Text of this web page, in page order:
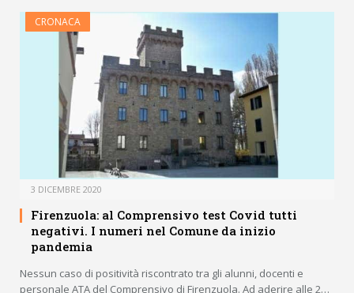
CRONACA
3 DICEMBRE 2020
Firenzuola: al Comprensivo test Covid tutti
negativi. I numeri nel Comune da inizio
pandemia
Nessun caso di positività riscontrato tra gli alunni, docenti e
personale ATA del Comprensivo di Firenzuola. Ad aderire alle 2…